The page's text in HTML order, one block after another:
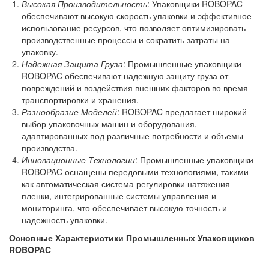
Высокая Производительность: Упаковщики ROBOPAC
обеспечивают высокую скорость упаковки и эффективное
использование ресурсов, что позволяет оптимизировать
производственные процессы и сократить затраты на
упаковку.
Надежная Защита Груза: Промышленные упаковщики
ROBOPAC обеспечивают надежную защиту груза от
повреждений и воздействия внешних факторов во время
транспортировки и хранения.
Разнообразие Моделей: ROBOPAC предлагает широкий
выбор упаковочных машин и оборудования,
адаптированных под различные потребности и объемы
производства.
Инновационные Технологии: Промышленные упаковщики
ROBOPAC оснащены передовыми технологиями, такими
как автоматическая система регулировки натяжения
пленки, интегрированные системы управления и
мониторинга, что обеспечивает высокую точность и
надежность упаковки.
Основные Характеристики Промышленных Упаковщиков
ROBOPAC